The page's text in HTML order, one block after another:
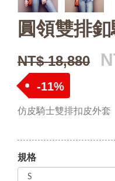
圓領雙排
NT$ 18,880
-11%
仿皮騎士雙排扣皮外套
規格